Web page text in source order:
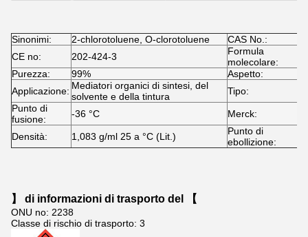
Sinonimi: 2-chlorotoluene, O-clorotoluene CAS No.:
CE no:
202-424-3
Formula
molecolare:
Purezza:
99% Aspetto:
Applicazione: Mediatori organici di sintesi, del
solvente e della tintura
Tipo:
Punto di
fusione:
-36 °C Merck:
Densità: 1,083 g/ml 25 a °C (Lit.)
Punto di
ebollizione:
】 di informazioni di trasporto del 【
ONU no: 2238
Classe di rischio di trasporto: 3